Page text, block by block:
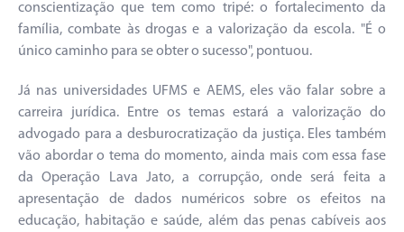
conscientização que tem como tripé: o fortalecimento da
família, combate às drogas e a valorização da escola. "É o
único caminho para se obter o sucesso", pontuou.
Já nas universidades UFMS e AEMS, eles vão falar sobre a
carreira jurídica. Entre os temas estará a valorização do
advogado para a desburocratização da justiça. Eles também
vão abordar o tema do momento, ainda mais com essa fase
da Operação Lava Jato, a corrupção, onde será feita a
apresentação de dados numéricos sobre os efeitos na
educação, habitação e saúde, além das penas cabíveis aos